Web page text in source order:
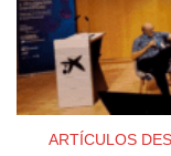
ARTÍCULOS